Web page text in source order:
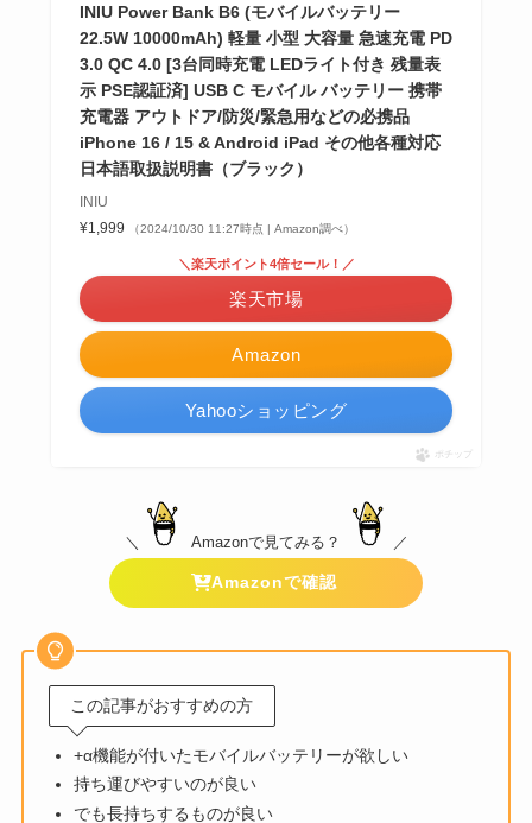
INIU Power Bank B6 (モバイルバッテリー
22.5W 10000mAh) 軽量 小型 大容量 急速充電 PD
3.0 QC 4.0 [3台同時充電 LEDライト付き 残量表
示 PSE認証済] USB C モバイル バッテリー 携帯
充電器 アウトドア/防災/緊急用などの必携品
iPhone 16 / 15 & Android iPad その他各種対応
日本語取扱説明書（ブラック）
INIU
¥1,999
（2024/10/30 11:27時点 | Amazon調べ）
Amazon
＼楽天ポイント4倍セール！／
楽天市場
Yahooショッピング
ポチップ
＼ Amazonで見てみる？ ／
Amazonで確認
この記事がおすすめの方
+α機能が付いたモバイルバッテリーが欲しい
持ち運びやすいのが良い
でも長持ちするものが良い